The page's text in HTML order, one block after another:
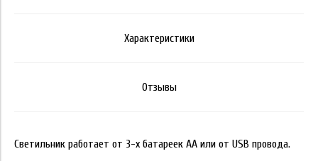
Характеристики
Отзывы
Светильник работает от 3-х батареек АА или от USB провода.